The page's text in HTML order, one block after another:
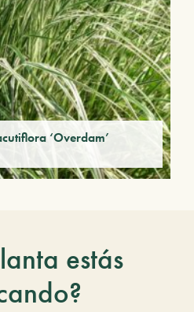
‘Overdam’
estás